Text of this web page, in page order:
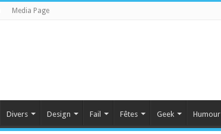
Media Page
Divers Design Fail Fêtes Geek Humour